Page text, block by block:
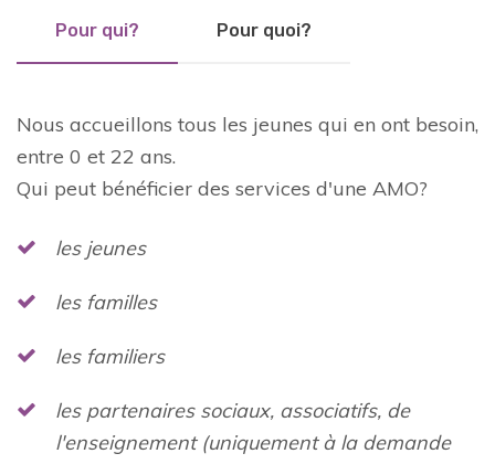
Pour qui? Pour quoi?
Nous accueillons tous les jeunes qui en ont besoin,
entre 0 et 22 ans.
Qui peut bénéficier des services d'une AMO?
les jeunes
les familles
les familiers
les partenaires sociaux, associatifs, de
l'enseignement (uniquement à la demande